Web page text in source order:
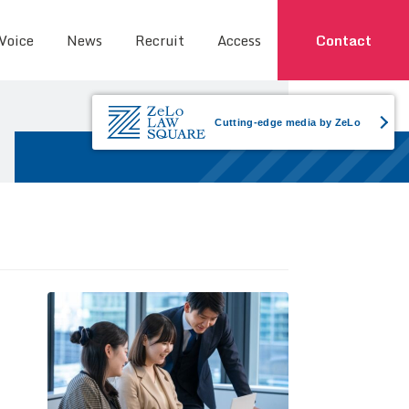
News Recruit Access Contact
Cutting-edge media by ZeLo